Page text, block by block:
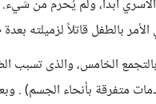
أبدا، ولم يُحرم من
بالطفل قاتلاً لزميلته
الخامس، والذى تسبب